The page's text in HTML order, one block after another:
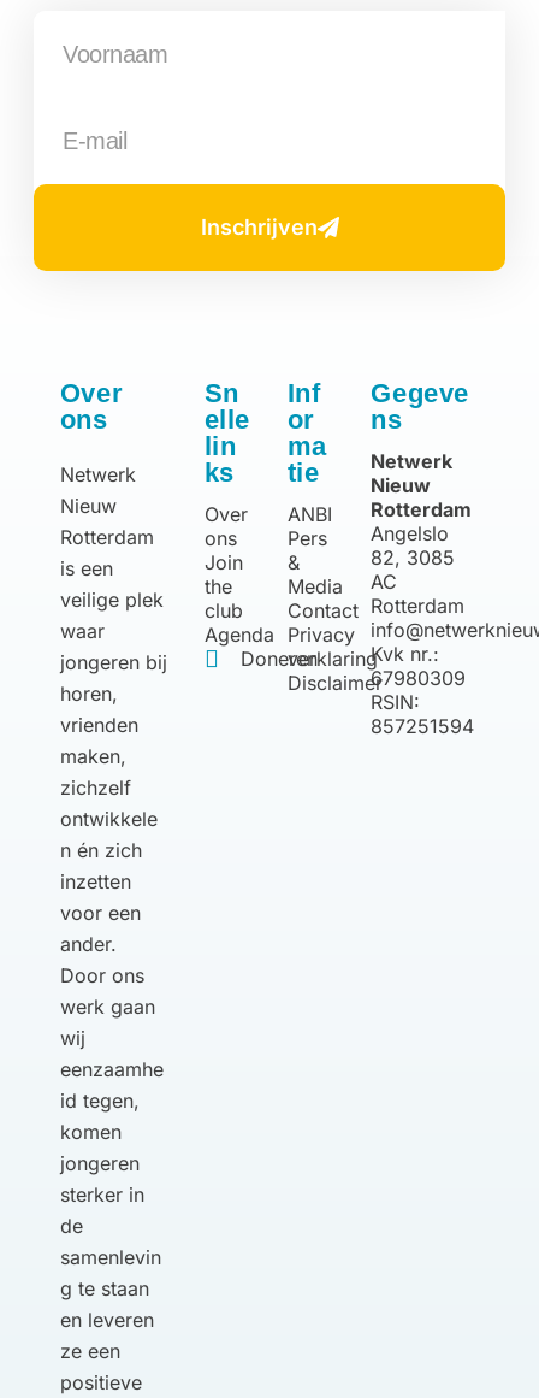
Inschrijven
Over
ons
Netwerk
Nieuw
Rotterdam
is een
veilige plek
waar
jongeren bij
horen,
vrienden
maken,
zichzelf
ontwikkele
n én zich
inzetten
voor een
ander.
Door ons
werk gaan
wij
eenzaamhe
id tegen,
komen
jongeren
sterker in
de
samenlevin
g te staan
en leveren
ze een
positieve
Sn
elle
lin
ks
Over
ons
Join
the
club
Agenda
Doneren
Inf
or
ma
tie
ANBI
Pers
&
Media
Contact
Privacy
verklaring
Disclaimer
Gegeve
ns
Netwerk
Nieuw
Rotterdam
Angelslo
82, 3085
AC
Rotterdam
Kvk nr.:
67980309
RSIN:
857251594